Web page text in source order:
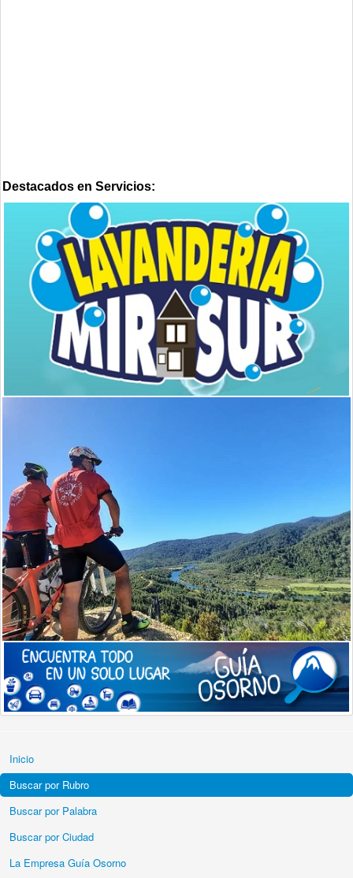
Destacados en Servicios:
Inicio
Buscar por Rubro
Buscar por Palabra
Buscar por Ciudad
La Empresa Guía Osorno